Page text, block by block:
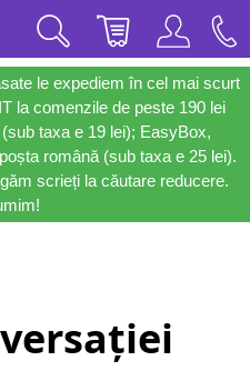
le expediem în cel mai scurt
la comenzile de peste 190 lei
taxa e 19 lei); EasyBox,
română (sub taxa e 25 lei).
scrieți la căutare reducere.